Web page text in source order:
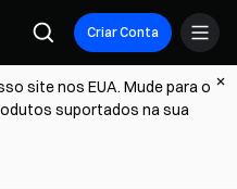
Criar Conta
site nos EUA. Mude para o
suportados na sua